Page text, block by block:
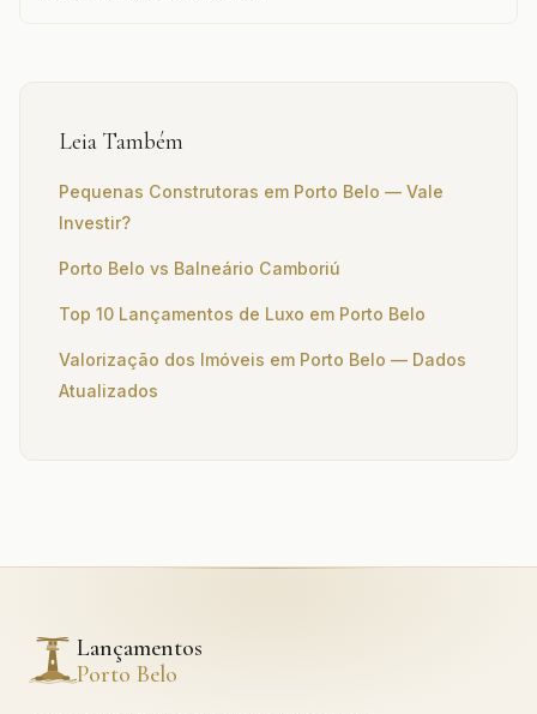
Leia Também
Pequenas Construtoras em Porto Belo — Vale
Investir?
Porto Belo vs Balneário Camboriú
Top 10 Lançamentos de Luxo em Porto Belo
Valorização dos Imóveis em Porto Belo — Dados
Atualizados
Lançamentos
Porto Belo